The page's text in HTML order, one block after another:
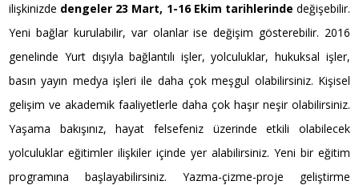
ilişkinizde dengeler 23 Mart, 1-16 Ekim tarihlerinde değişebilir.
Yeni bağlar kurulabilir, var olanlar ise değişim gösterebilir. 2016
genelinde Yurt dışıyla bağlantılı işler, yolculuklar, hukuksal işler,
basın yayın medya işleri ile daha çok meşgul olabilirsiniz. Kişisel
gelişim ve akademik faaliyetlerle daha çok haşır neşir olabilirsiniz.
Yaşama bakışınız, hayat felsefeniz üzerinde etkili olabilecek
yolculuklar eğitimler ilişkiler içinde yer alabilirsiniz. Yeni bir eğitim
programına başlayabilirsiniz. Yazma-çizme-proje geliştirme